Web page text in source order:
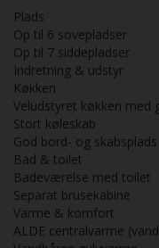
Plads
Op til 6 sovepladser
Op til 7 siddepladser
Indretning & udstyr
Køkken
Veludstyret køkken med
Stort køleskab
God bord- og skabsplads
Bad & toilet
Badeværelse med toilet
Separat brusekabine
Varme & komfort
ALDE centralvarme